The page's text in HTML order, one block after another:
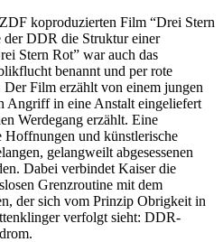
koproduzierten Film “Drei Stern
der DDR die Struktur einer
Stern Rot” war auch das
benannt und per rote
Film erzählt von einem jungen
Angriff in eine Anstalt eingeliefert
Werdegang erzählt. Eine
Hoffnungen und künstlerische
gelangweilt abgesessenen
Dabei verbindet Kaiser die
Grenzroutine mit dem
der sich vom Prinzip Obrigkeit in
verfolgt sieht: DDR-